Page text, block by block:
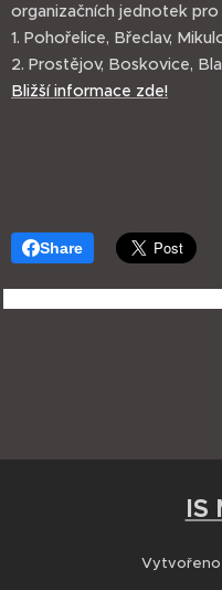
organizačních jednotek
1. Pohořelice, Břeclav,
2. Prostějov, Boskovice,
Bližší informace zde!
Share
IS
Vytvořeno